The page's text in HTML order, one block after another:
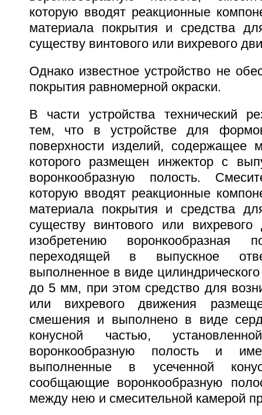
которую вводят реакционные
материала покрытия и средства
существу винтового или вихревого
Однако известное устройство не
покрытия равномерной окраски.
В части устройства технический
тем, что в устройстве для
поверхности изделий, содержащее
которого размещен инжектор с
воронкообразную полость.
которую вводят реакционные
материала покрытия и средства
существу винтового или вихревого
изобретению воронкообразная
переходящей в выпускное
выполненное в виде
до 5 мм, при этом средство для
или вихревого движения
смешения и выполнено в виде
конусной частью,
воронкообразную полость и
выполненные в усеченной
сообщающие воронкообразную
между нею и смесительной камерой